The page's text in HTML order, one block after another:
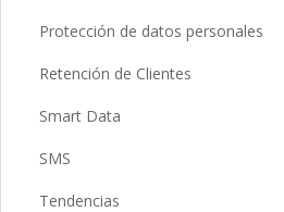
Protección de datos personales
Retención de Clientes
Smart Data
SMS
Tendencias